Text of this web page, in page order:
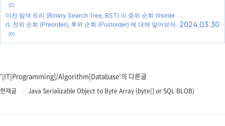
(2)
이진 탐색 트리 (Binary Search Tree, BST) 의 중위 순회 (Inorde
r), 전위 순회 (Preorder), 후위 순회 (Postorder) 에 대해 알아보자.
(0)
2024.03.30
'[IT|Programming]/Algorithm|Database'의 다른글
현재글 Java Serializable Object to Byte Array (byte[] or SQL BLOB)